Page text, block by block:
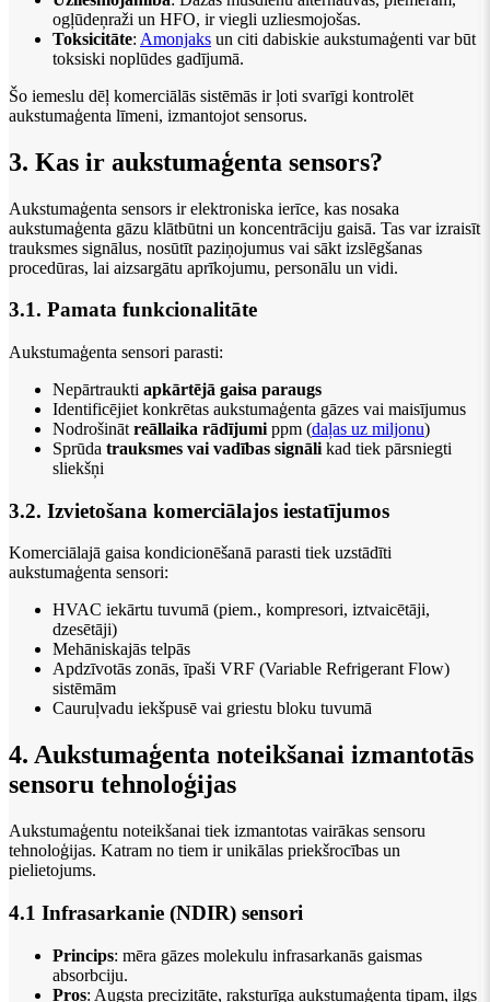
ogļūdeņraži un HFO, ir viegli uzliesmojošas.
Toksicitāte: Amonjaks un citi dabiskie aukstumaģenti var būt
toksiski noplūdes gadījumā.
Šo iemeslu dēļ komerciālās sistēmās ir ļoti svarīgi kontrolēt
aukstumaģenta līmeni, izmantojot sensorus.
3. Kas ir aukstumaģenta sensors?
Aukstumaģenta sensors ir elektroniska ierīce, kas nosaka
aukstumaģenta gāzu klātbūtni un koncentrāciju gaisā. Tas var izraisīt
trauksmes signālus, nosūtīt paziņojumus vai sākt izslēgšanas
procedūras, lai aizsargātu aprīkojumu, personālu un vidi.
3.1. Pamata funkcionalitāte
Aukstumaģenta sensori parasti:
Nepārtraukti apkārtējā gaisa paraugs
Identificējiet konkrētas aukstumaģenta gāzes vai maisījumus
Nodrošināt reāllaika rādījumi ppm (daļas uz miljonu)
Sprūda trauksmes vai vadības signāli kad tiek pārsniegti
sliekšņi
3.2. Izvietošana komerciālajos iestatījumos
Komerciālajā gaisa kondicionēšanā parasti tiek uzstādīti
aukstumaģenta sensori:
HVAC iekārtu tuvumā (piem., kompresori, iztvaicētāji,
dzesētāji)
Mehāniskajās telpās
Apdzīvotās zonās, īpaši VRF (Variable Refrigerant Flow)
sistēmām
Cauruļvadu iekšpusē vai griestu bloku tuvumā
4. Aukstumaģenta noteikšanai izmantotās
sensoru tehnoloģijas
Aukstumaģentu noteikšanai tiek izmantotas vairākas sensoru
tehnoloģijas. Katram no tiem ir unikālas priekšrocības un
pielietojums.
4.1 Infrasarkanie (NDIR) sensori
Princips: mēra gāzes molekulu infrasarkanās gaismas
absorbciju.
Pros: Augsta precizitāte, raksturīga aukstumaģenta tipam, ilgs